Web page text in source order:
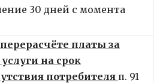
30 дней с момента
платы за
на срок
потребителя п. 91